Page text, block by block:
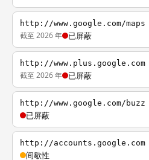
http://www.google.com/maps
截至 2026 年 已屏蔽
http://www.plus.google.com
截至 2026 年 已屏蔽
http://www.google.com/buzz
已屏蔽
http://accounts.google.com
间歇性